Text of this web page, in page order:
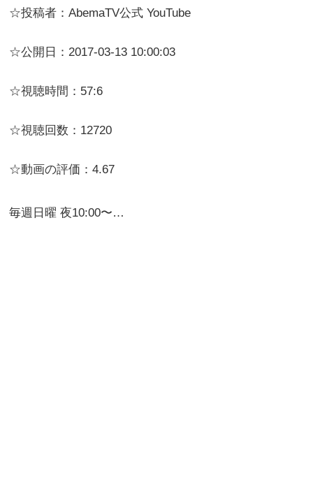
☆投稿者：AbemaTV公式 YouTube
☆公開日：2017-03-13 10:00:03
☆視聴時間：57:6
☆視聴回数：12720
☆動画の評価：4.67
毎週日曜 夜10:00〜…